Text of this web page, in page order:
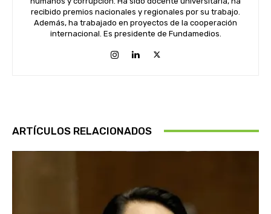
recibido premios nacionales y regionales por su trabajo.
Además, ha trabajado en proyectos de la cooperación
internacional. Es presidente de Fundamedios.
ARTÍCULOS RELACIONADOS